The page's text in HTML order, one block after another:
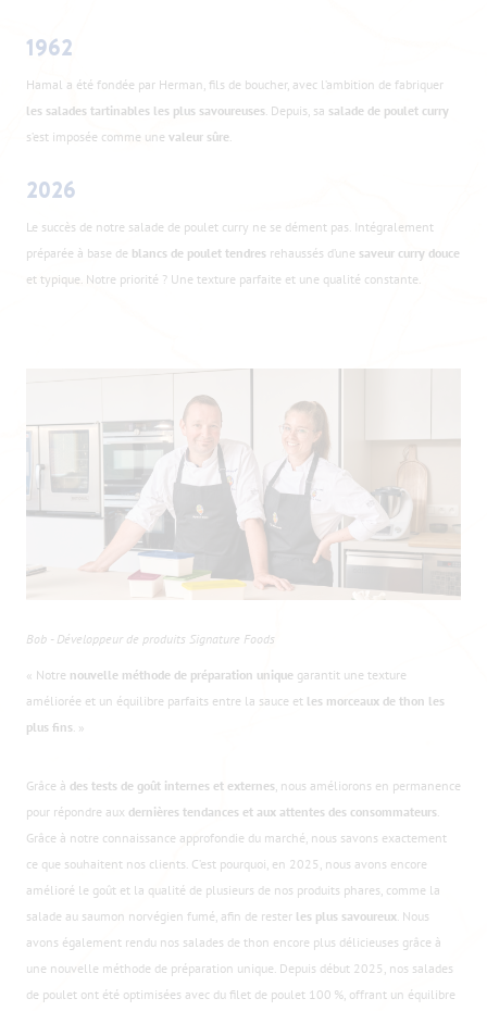
1962
Hamal a été fondée par Herman, fils de boucher, avec l’ambition de fabriquer
les salades tartinables les plus savoureuses. Depuis, sa salade de poulet curry
s’est imposée comme une valeur sûre.
2026
Le succès de notre salade de poulet curry ne se dément pas. Intégralement
préparée à base de blancs de poulet tendres rehaussés d’une saveur curry douce
et typique. Notre priorité ? Une texture parfaite et une qualité constante.
Bob - Développeur de produits Signature Foods
« Notre nouvelle méthode de préparation unique garantit une texture
améliorée et un équilibre parfaits entre la sauce et les morceaux de thon les
plus fins. »
Grâce à des tests de goût internes et externes, nous améliorons en permanence
pour répondre aux dernières tendances et aux attentes des consommateurs.
Grâce à notre connaissance approfondie du marché, nous savons exactement
ce que souhaitent nos clients. C’est pourquoi, en 2025, nous avons encore
amélioré le goût et la qualité de plusieurs de nos produits phares, comme la
salade au saumon norvégien fumé, afin de rester les plus savoureux. Nous
avons également rendu nos salades de thon encore plus délicieuses grâce à
une nouvelle méthode de préparation unique. Depuis début 2025, nos salades
de poulet ont été optimisées avec du filet de poulet 100 %, offrant un équilibre